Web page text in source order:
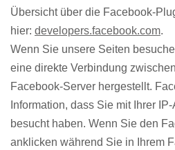
Übersicht über die Facebook-
hier: developers.facebook.com.
Wenn Sie unsere Seiten
eine direkte Verbindung
Facebook-Server hergestellt.
Information, dass Sie mit Ihrer
besucht haben. Wenn Sie den
anklicken während Sie in Ihrem